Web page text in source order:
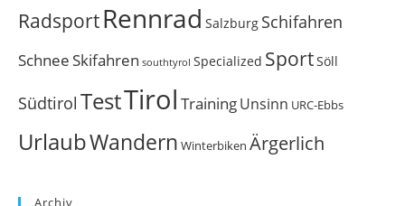
RadsportRennrad Salzburg Schifahren
Schnee Skifahren southtyrol Specialized SportSöll
Südtirol TestTirol TrainingUnsinn URC-Ebbs
UrlaubWandern Winterbiken Ärgerlich